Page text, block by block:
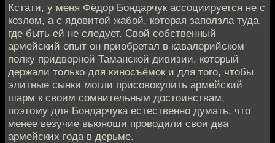
Кстати, у меня Фёдор Бондарчук ассоциируется не с
козлом, а с ядовитой жабой, которая заползла туда,
где быть ей не следует. Свой собственный
армейский опыт он приобретал в кавалерийском
полку придворной Таманской дивизии, который
держали только для киносъёмок и для того, чтобы
элитные сынки могли присовокупить армейский
шарм к своим сомнительным достоинствам,
поэтому для Бондарчука естественно думать, что
менее везучие вьюноши проводили свои два
армейских года в дерьме.